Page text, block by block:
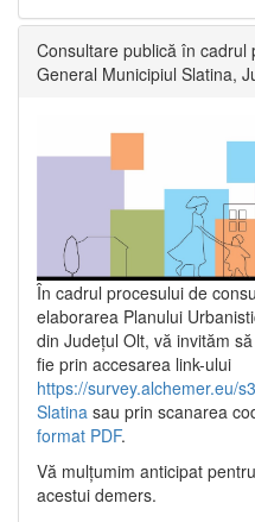
Consultare publică în cadrul
General Municipiul Slatina,
În cadrul procesului de
elaborarea Planului
din Județul Olt, vă invităm
fie prin accesarea link-ului
https://survey.alchemer.eu/
Slatina sau prin scanarea
format PDF.
Vă mulţumim anticipat
acestui demers.